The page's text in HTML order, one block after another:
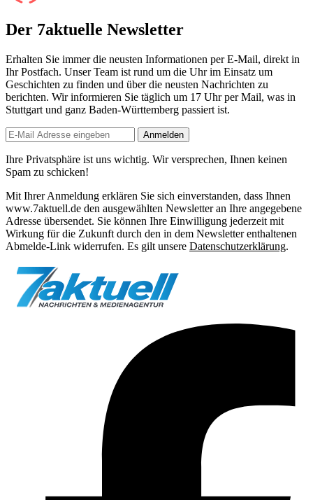
Der 7aktuelle Newsletter
Erhalten Sie immer die neusten Informationen per E-Mail, direkt in
Ihr Postfach. Unser Team ist rund um die Uhrim Einsatz um
Geschichten zu finden und über die neusten Nachrichten zu
berichten. Wir informieren Sie täglich um 17 Uhrper Mail, was in
Stuttgart und ganz Baden-Württemberg passiert ist.
Anmelden
Ihre Privatsphäre ist uns wichtig. Wir versprechen, Ihnen keinen
Spam zu schicken!
Mit Ihrer Anmeldung erklären Sie sich einverstanden, dass Ihnen
www.7aktuell.de den ausgewählten Newsletter an Ihre angegebene
Adresse übersendet. Sie können Ihre Einwilligung jederzeit mit
Wirkung für die Zukunft durch den in dem Newsletter enthaltenen
Abmelde-Link widerrufen. Es gilt unsere Datenschutzerklärung.